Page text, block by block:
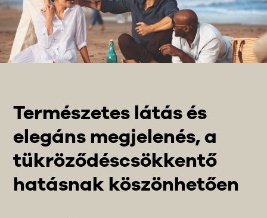
Természetes látás és
elegáns megjelenés, a
tükröződéscsökkentő
hatásnak köszönhetően